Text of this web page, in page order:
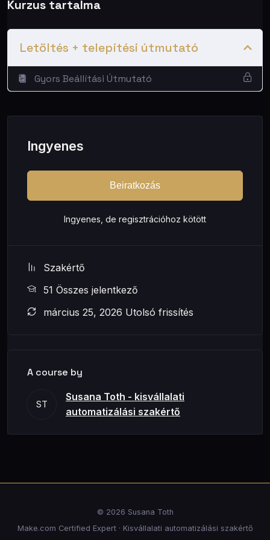
Profi), személyre szabott PDF-et generál, emailben
elküldi, Slacken értesít, és a MailerLite-ban a megfelelő
csoportba teszi. Három szegmens, három különböző
ajánlat - teljesen automatikusan.
Kinek való:
Edzők, oktatók, coachok, tanácsadók -
bárki, aki kvízzel szeretne leadeket gyűjteni és
Sheets, OpenAI API, PDFShift, SMTP email, Slack,
Töltsd le ingyenesen a blueprint-et beállítási
You. - Üzleti automatizálás kisvállalkozóknak,
kurzuson, ahol lépésről lépésre
Kurzus tartalma
Letöltés + telepítési útmutató
Gyors Beállítási Útmutató
Ingyenes
Beiratkozás
Ingyenes, de regisztrációhoz kötött
Szakértő
51 Összes jelentkező
március 25, 2026 Utolsó frissítés
A course by
ST
Susana Toth - kisvállalati
automatizálási szakértő
© 2026 Susana Toth
Make.com Certified Expert · Kisvállalati automatizálási szakértő